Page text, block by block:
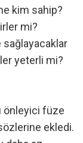
kim sahip?
mi?
sağlayacaklar
yeterli mi?
önleyici füze
sözlerine ekledi.